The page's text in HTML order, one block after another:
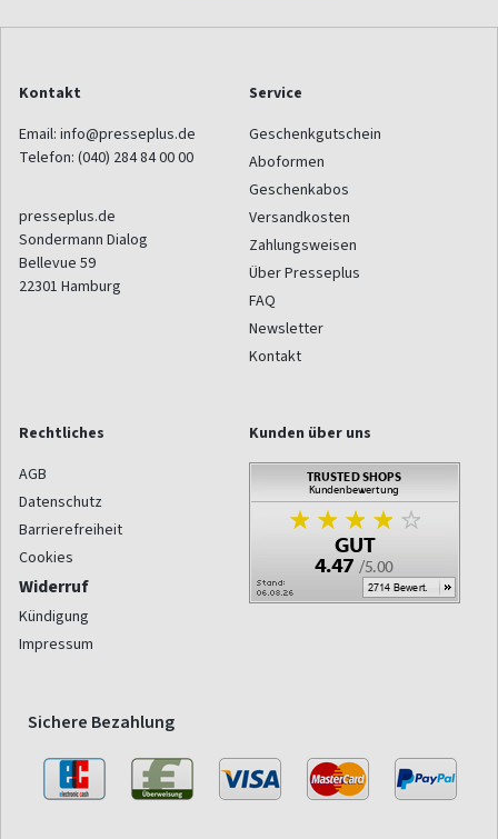
Kontakt
Email: info@presseplus.de
Telefon: (040) 284 84 00 00
presseplus.de
Sondermann Dialog
Bellevue 59
22301 Hamburg
Service
Geschenkgutschein
Aboformen
Geschenkabos
Versandkosten
Zahlungsweisen
Über Presseplus
FAQ
Newsletter
Kontakt
Rechtliches
AGB
Datenschutz
Barrierefreiheit
Cookies
Widerruf
Kündigung
Impressum
Kunden über uns
Sichere Bezahlung